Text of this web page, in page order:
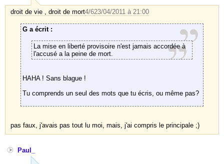
droit de vie , droit de mort4/623/04/2011 à 21:00
G a écrit :
La mise en liberté provisoire n'est jamais accordée à
l'accusé a la peine de mort.
HAHA ! Sans blague !
Tu comprends un seul des mots que tu écris, ou même pas?
pas faux, j'avais pas tout lu moi, mais, j'ai compris le principale ;)
Paul_